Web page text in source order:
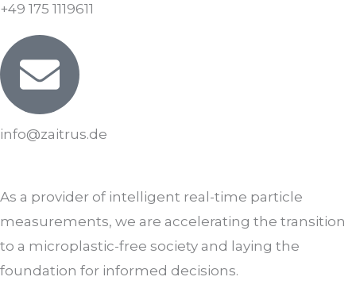
+49 175 1119611
info@zaitrus.de
As a provider of intelligent real-time particle
measurements, we are accelerating the transition
to a microplastic-free society and laying the
foundation for informed decisions.